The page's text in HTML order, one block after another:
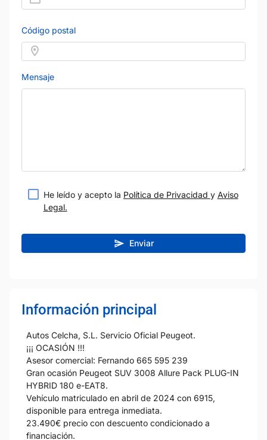
Código postal
Mensaje
He leído y acepto la Política de Privacidad y Aviso
Legal.
Enviar
Información principal
Autos Celcha, S.L. Servicio Oficial Peugeot.
¡¡¡ OCASIÓN !!!
Asesor comercial: Fernando 665 595 239
Gran ocasión Peugeot SUV 3008 Allure Pack PLUG-IN
HYBRID 180 e-EAT8.
Vehículo matriculado en abril de 2024 con 6915,
disponible para entrega inmediata.
23.490€ precio con descuento condicionado a
financiación.